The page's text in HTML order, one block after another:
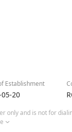
Establishment
20
only and is not for